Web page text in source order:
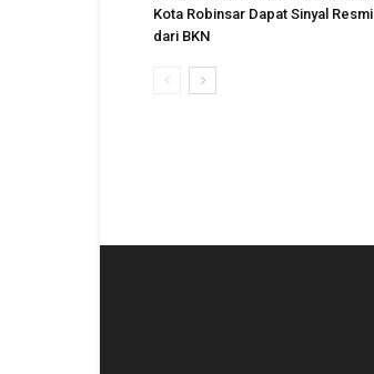
Kota Robinsar Dapat Sinyal Resmi
dari BKN